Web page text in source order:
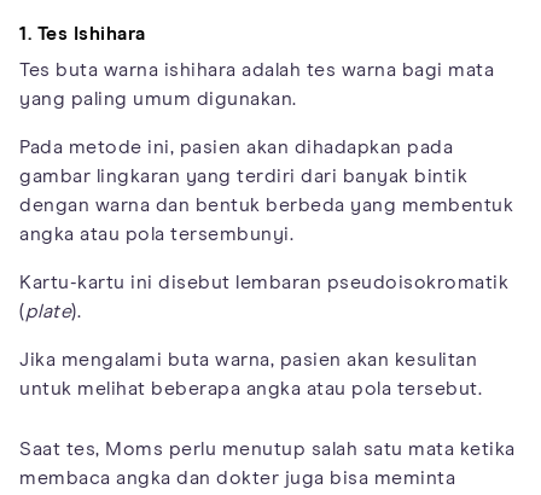
1. Tes Ishihara
Tes buta warna ishihara adalah tes warna bagi mata
yang paling umum digunakan.
Pada metode ini, pasien akan dihadapkan pada
gambar lingkaran yang terdiri dari banyak bintik
dengan warna dan bentuk berbeda yang membentuk
angka atau pola tersembunyi.
Kartu-kartu ini disebut lembaran pseudoisokromatik
(plate).
Jika mengalami buta warna, pasien akan kesulitan
untuk melihat beberapa angka atau pola tersebut.
Saat tes, Moms perlu menutup salah satu mata ketika
membaca angka dan dokter juga bisa meminta